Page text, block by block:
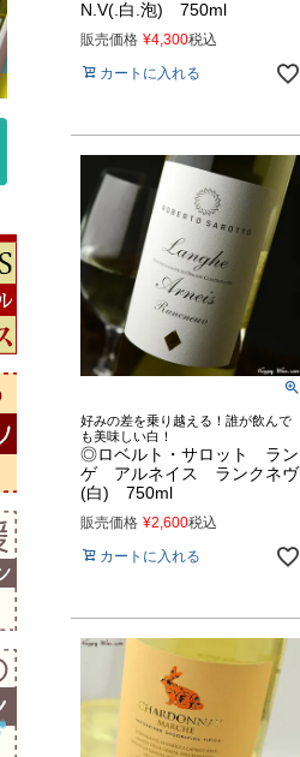
N.V(.白.泡) 750ml
販売価格 ¥4,300税込
カートに入れる
好みの差を乗り越える！誰が飲んで
も美味しい白！
◎ロベルト・サロット ラン
ゲ アルネイス ランクネヴ
(白) 750ml
販売価格 ¥2,600税込
カートに入れる